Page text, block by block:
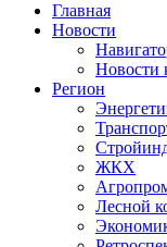
Главная
Новости
Новости
Регион
ЖКХ
Лесной